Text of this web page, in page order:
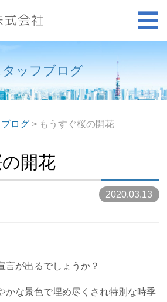
タッフブログ
ログ> もうすぐ桜の開花
開花
2020.03.13
言が出るでしょうか？
かな景色で埋め尽くされ特別な時季